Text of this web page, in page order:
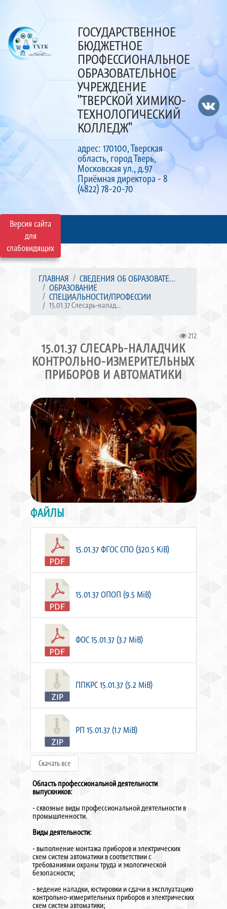
Версия сайта
для
слабовидящих
ГОСУДАРСТВЕННОЕ
БЮДЖЕТНОЕ
ПРОФЕССИОНАЛЬНОЕ
ОБРАЗОВАТЕЛЬНОЕ
УЧРЕЖДЕНИЕ
"ТВЕРСКОЙ ХИМИКО-
ТЕХНОЛОГИЧЕСКИЙ
КОЛЛЕДЖ"
адрес: 170100, Тверская
область, город Тверь,
Московская ул., д.97
Приёмная директора - 8
(4822) 78-20-70
ГЛАВНАЯ
СВЕДЕНИЯ ОБ ОБРАЗОВАТЕ...
ОБРАЗОВАНИЕ
СПЕЦИАЛЬНОСТИ/ПРОФЕССИИ
15.01.37 Слесарь-налад...
212
15.01.37 СЛЕСАРЬ-НАЛАДЧИК
КОНТРОЛЬНО-ИЗМЕРИТЕЛЬНЫХ
ПРИБОРОВ И АВТОМАТИКИ
ФАЙЛЫ
15.01.37 ФГОС СПО (320.5 KiB)
15.01.37 ОПОП (9.5 MiB)
ФОС 15.01.37 (3.7 MiB)
ППКРС 15.01.37 (5.2 MiB)
РП 15.01.37 (1.7 MiB)
Скачать все
Область профессиональной деятельности
выпускников:
- сквозные виды профессиональной деятельности в
промышленности.
Виды деятельности:
- выполнение монтажа приборов и электрических
схем систем автоматики в соответствии с
требованиями охраны труда и экологической
безопасности;
- ведение наладки, юстировки и сдачи в эксплуатацию
контрольно-измерительных приборов и электрических
схем систем автоматики;